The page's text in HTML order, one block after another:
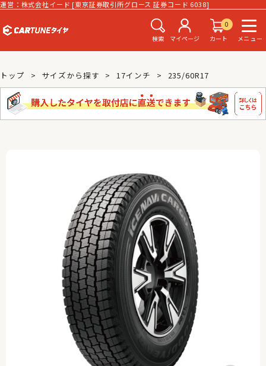
運営：株式会社イード [東京証券取引所グロース 証券コード 6038]
検索 マイページ
0
カート
メニュー
トップ サイズから探す 17インチ 235/60R17